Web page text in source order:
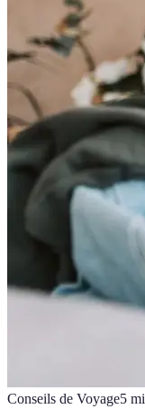
Conseils de Voyage5